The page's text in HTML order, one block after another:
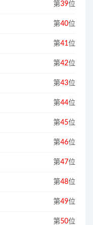
第39位
第40位
第41位
第42位
第43位
第44位
第45位
第46位
第47位
第48位
第49位
第50位